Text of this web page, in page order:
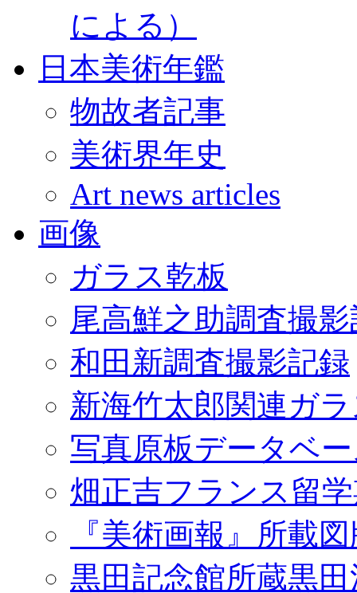
による）
日本美術年鑑
物故者記事
美術界年史
Art news articles
画像
ガラス乾板
尾高鮮之助調査撮
和田新調査撮影記録
新海竹太郎関連ガ
写真原板データベ
畑正吉フランス留
『美術画報』所載
黒田記念館所蔵黒